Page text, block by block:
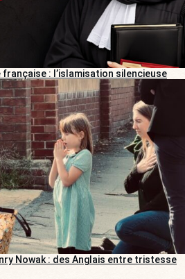
française : l’islamisation silencieuse
Nowak : des Anglais entre tristesse